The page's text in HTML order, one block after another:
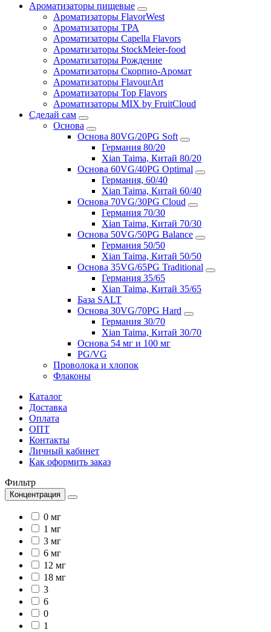
Ароматизаторы пищевые
Ароматизаторы FlavorWest
Ароматизаторы TPA
Ароматизаторы Capella Flavors
Ароматизаторы StockMeier-food
Ароматизаторы Рождение
Ароматизаторы Скорпио-Аромат
Ароматизаторы FlavourArt
Ароматизаторы Top Flavors
Ароматизаторы MIX by FruitCloud
Сделай сам
Основа
Основа 80VG/20PG Soft
Германия 80/20
Xian Taima, Китай 80/20
Основа 60VG/40PG Optimal
Германия, 60/40
Xian Taima, Китай 60/40
Основа 70VG/30PG Cloud
Германия 70/30
Xian Taima, Китай 70/30
Основа 50VG/50PG Balance
Германия 50/50
Xian Taima, Китай 50/50
Основа 35VG/65PG Traditional
Германия 35/65
Xian Taima, Китай 35/65
База SALT
Основа 30VG/70PG Hard
Германия 30/70
Xian Taima, Китай 30/70
Основа 54 мг и 100 мг
PG/VG
Проволока и хлопок
Флаконы
Каталог
Доставка
Оплата
ОПТ
Контакты
Личный кабинет
Как оформить заказ
Фильтр
Концентрация
0 мг
1 мг
3 мг
6 мг
12 мг
18 мг
3
6
0
1